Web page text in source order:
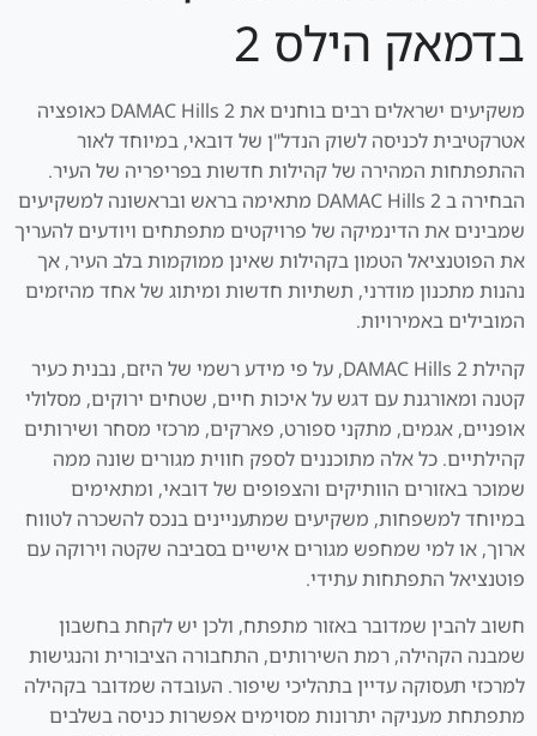
בדמאק הילס 2
משקיעים ישראלים רבים בוחנים את DAMAC Hills 2 כאופציה
אטרקטיבית לכניסה לשוק הנדל"ן של דובאי, במיוחד לאור
ההתפתחות המהירה של קהילות חדשות בפריפריה של העיר.
הבחירה ב DAMAC Hills 2 מתאימה בראש ובראשונה למשקיעים
שמבינים את הדינמיקה של פרויקטים מתפתחים ויודעים להעריך
את הפוטנציאל הטמון בקהילות שאינן ממוקמות בלב העיר, אך
נהנות מתכנון מודרני, תשתיות חדשות ומיתוג של אחד מהיזמים
המובילים באמירויות.
קהילת DAMAC Hills 2, על פי מידע רשמי של היזם, נבנית כעיר
קטנה ומאורגנת עם דגש על איכות חיים, שטחים ירוקים, מסלולי
אופניים, אגמים, מתקני ספורט, פארקים, מרכזי מסחר ושירותים
קהילתיים. כל אלה מתוכננים לספק חווית מגורים שונה ממה
שמוכר באזורים הוותיקים והצפופים של דובאי, ומתאימים
במיוחד למשפחות, משקיעים שמתעניינים בנכס להשכרה לטווח
ארוך, או למי שמחפש מגורים אישיים בסביבה שקטה וירוקה עם
פוטנציאל התפתחות עתידי.
חשוב להבין שמדובר באזור מתפתח, ולכן יש לקחת בחשבון
שמבנה הקהילה, רמת השירותים, התחבורה הציבורית והנגישות
למרכזי תעסוקה עדיין בתהליכי שיפור. העובדה שמדובר בקהילה
מתפתחת מעניקה יתרונות מסוימים אפשרות כניסה בשלבים